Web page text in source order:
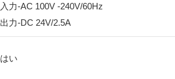
入力-AC 100V -240V/60Hz
出力-DC 24V/2.5A
はい